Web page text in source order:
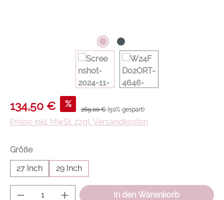
Verkaufspreis:
134,50 € % Regulärer Preis:
269,00 € (50% gespart)
Preise inkl. MwSt. zzgl. Versandkosten
Größeauswählen
27 Inch
29 Inch
Produkt Anzahl: Gib den gewünschten
In den Warenkorb